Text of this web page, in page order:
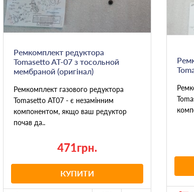
Ремкомплект редуктора
Tomasetto AT-07 з тосольной
мембраной (оригінал)
Ремкомплект газового редуктора
Tomasetto AT07 - є незамінним
компонентом, якщо ваш редуктор
почав да..
471грн.
КУПИТИ